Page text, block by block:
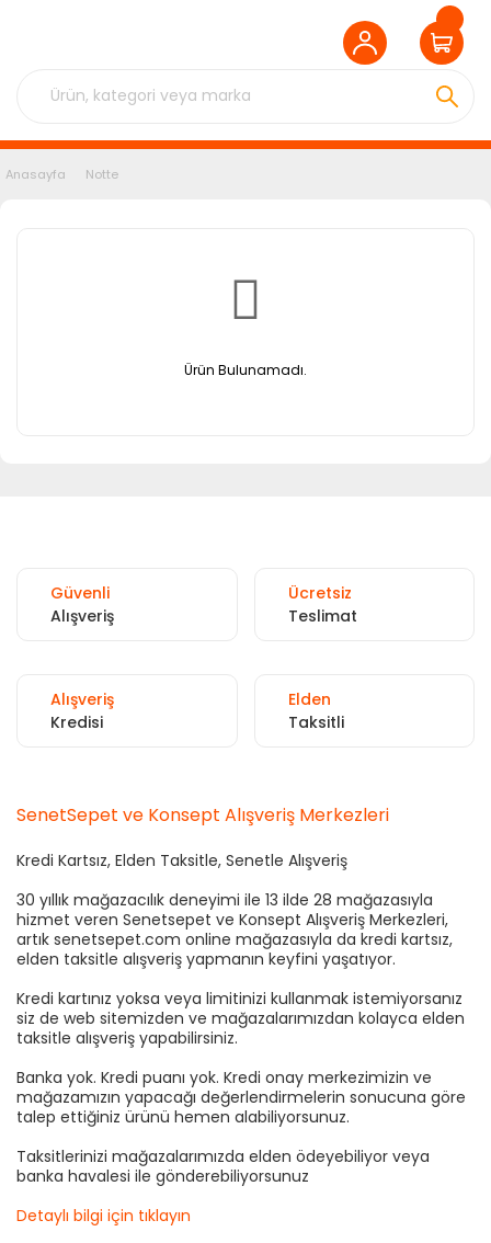
Anasayfa Notte
Ürün Bulunamadı.
Güvenli
Alışveriş
Ücretsiz
Teslimat
Alışveriş
Kredisi
Elden
Taksitli
SenetSepet ve Konsept Alışveriş Merkezleri
Kredi Kartsız, Elden Taksitle, Senetle Alışveriş
30 yıllık mağazacılık deneyimi ile 13 ilde 28 mağazasıyla
hizmet veren Senetsepet ve Konsept Alışveriş Merkezleri,
artık senetsepet.com online mağazasıyla da kredi kartsız,
elden taksitle alışveriş yapmanın keyfini yaşatıyor.
Kredi kartınız yoksa veya limitinizi kullanmak istemiyorsanız
siz de web sitemizden ve mağazalarımızdan kolayca elden
taksitle alışveriş yapabilirsiniz.
Banka yok. Kredi puanı yok. Kredi onay merkezimizin ve
mağazamızın yapacağı değerlendirmelerin sonucuna göre
talep ettiğiniz ürünü hemen alabiliyorsunuz.
Taksitlerinizi mağazalarımızda elden ödeyebiliyor veya
banka havalesi ile gönderebiliyorsunuz
Detaylı bilgi için tıklayın